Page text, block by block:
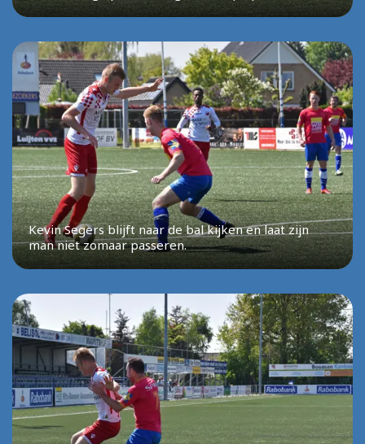
Kevin Segers blijft naar de bal kijken en laat zijn
man niet zomaar passeren.